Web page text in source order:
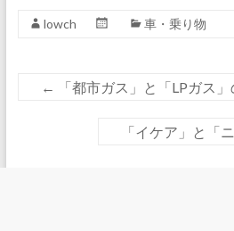
lowch 車・乗り物
← 「都市ガス」と「LPガス
「イケア」と「